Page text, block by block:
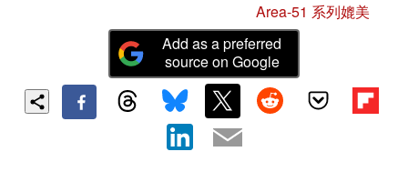
Area-51 系列媲美
Add as a preferred
source on Google